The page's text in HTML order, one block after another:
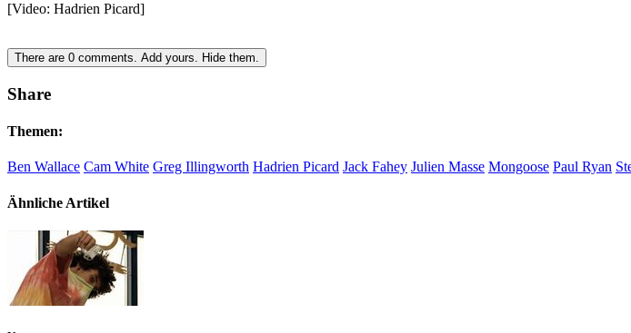
[Video: Hadrien Picard]
There are 0 comments. Add yours. Hide them.
Share
Themen:
Ben Wallace Cam White Greg Illingworth Hadrien Picard Jack Fahey Julien Masse Mongoose Paul Ryan
Ähnliche Artikel